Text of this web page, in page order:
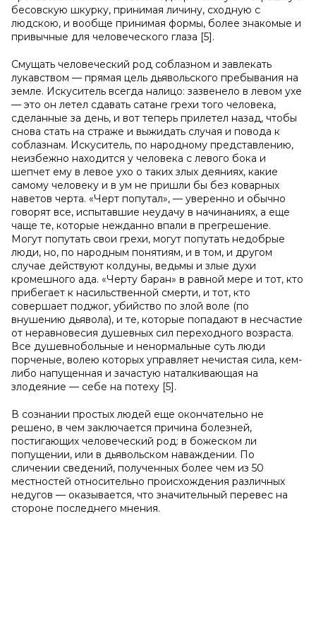
бесовскую шкурку, принимая личину, сходную с
людскою, и вообще принимая формы, более знакомые и
привычные для человеческого глаза [5].
Смущать человеческий род соблазном и завлекать
лукавством — прямая цель дьявольского пребывания на
земле. Искуситель всегда налицо: зазвенело в левом ухе
— это он летел сдавать сатане грехи того человека,
сделанные за день, и вот теперь прилетел назад, чтобы
снова стать на страже и выжидать случая и повода к
соблазнам. Искуситель, по народному представлению,
неизбежно находится у человека с левого бока и
шепчет ему в левое ухо о таких злых деяниях, какие
самому человеку и в ум не пришли бы без коварных
наветов черта. «Черт попутал», — уверенно и обычно
говорят все, испытавшие неудачу в начинаниях, а еще
чаще те, которые нежданно впали в прегрешение.
Могут попутать свои грехи, могут попутать недобрые
люди, но, по народным понятиям, и в том, и другом
случае действуют колдуны, ведьмы и злые духи
кромешного ада. «Черту баран» в равной мере и тот, кто
прибегает к насильственной смерти, и тот, кто
совершает поджог, убийство по злой воле (по
внушению дьявола), и те, которые попадают в несчастие
от неравновесия душевных сил переходного возраста.
Все душевнобольные и ненормальные суть люди
порченые, волею которых управляет нечистая сила, кем-
либо напущенная и зачастую наталкивающая на
злодеяние — себе на потеху [5].
В сознании простых людей еще окончательно не
решено, в чем заключается причина болезней,
постигающих человеческий род: в божеском ли
попущении, или в дьявольском наваждении. По
сличении сведений, полученных более чем из 50
местностей относительно происхождения различных
недугов — оказывается, что значительный перевес на
стороне последнего мнения.